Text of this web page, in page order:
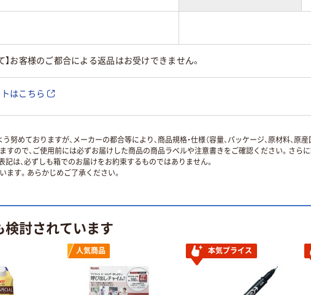
】お客様のご都合による返品はお受けできません。
はこちら
めておりますが、メーカーの都合等により、商品規格・仕様（容量、パッケージ、原材料、原
ので、ご使用前には必ずお届けした商品の商品ラベルや注意書きをご確認ください。さら
記は、必ずしも箱でのお届けをお約束するものではありません。
す。あらかじめご了承ください。
討されています
人気商品 本気プライス